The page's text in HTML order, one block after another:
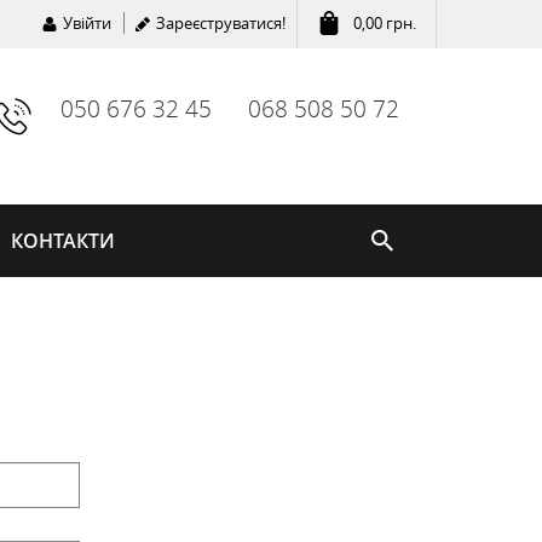
Увійти Зареєструватися! 0,00 грн.
050 676 32 45 068 508 50 72
КОНТАКТИ